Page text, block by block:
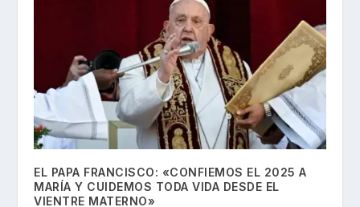
EL PAPA FRANCISCO: «CONFIEMOS EL 2025 A
MARÍA Y CUIDEMOS TODA VIDA DESDE EL
VIENTRE MATERNO»